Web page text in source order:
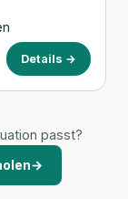
Details →
passt?
→